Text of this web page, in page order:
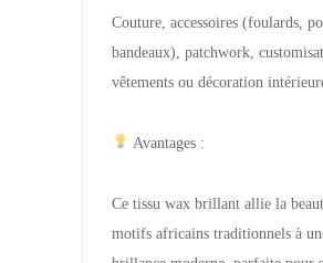
Couture, accessoires (foulards,
bandeaux), patchwork,
vêtements ou décoration
Avantages :
Ce tissu wax brillant allie la
motifs africains traditionnels à